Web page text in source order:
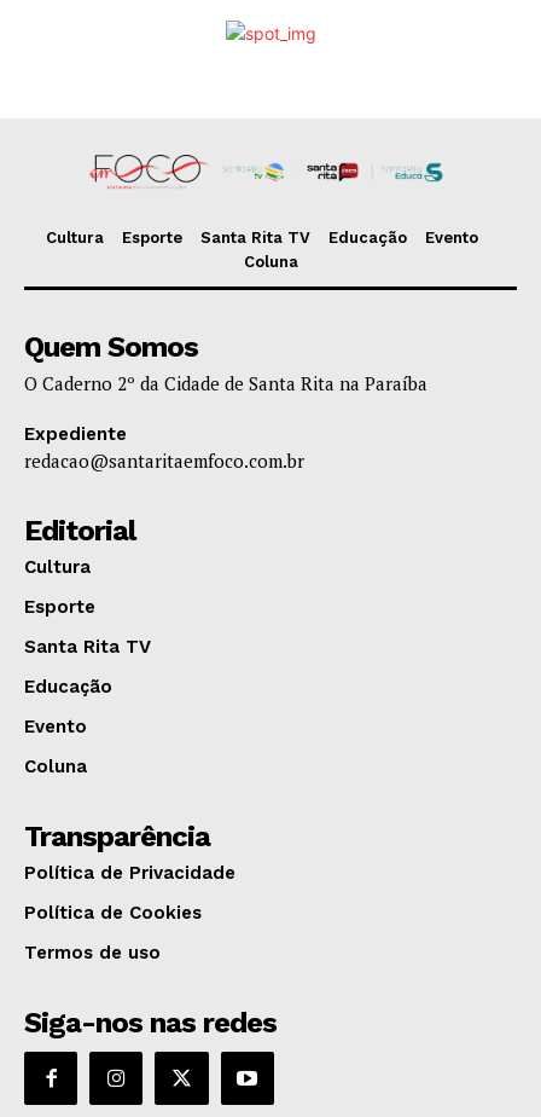
Cultura Esporte Santa Rita TV Educação
Evento
Coluna
Quem Somos
O Caderno 2º da Cidade de Santa Rita na Paraíba
Expediente
redacao@santaritaemfoco.com.br
Editorial
Cultura
Esporte
Santa Rita TV
Educação
Evento
Coluna
Transparência
Política de Privacidade
Política de Cookies
Termos de uso
Siga-nos nas redes